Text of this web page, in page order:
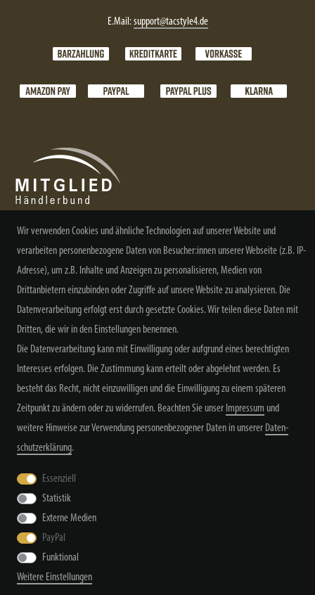
E.Mail:support@tacstyle4.de
NEWSLETTER ABONNIEREN
Widerrufs­recht
© Copyright by TacStyle4 GbR 2026 | Alle Rechte vorbehalten.
Wir verwenden Cookies und ähnliche Technologien auf unserer Website und
verarbeiten personenbezogene Daten von Besucher:innen unserer Webseite (z.B. IP-
Adresse), um z.B. Inhalte und Anzeigen zu personalisieren, Medien von
Drittanbietern einzubinden oder Zugriffe auf unsere Website zu analysieren. Die
Datenverarbeitung erfolgt erst durch gesetzte Cookies. Wir teilen diese Daten mit
Dritten, die wir in den Einstellungen benennen.
Die Datenverarbeitung kann mit Einwilligung oder aufgrund eines berechtigten
Interesses erfolgen. Die Zustimmung kann erteilt oder abgelehnt werden. Es
besteht das Recht, nicht einzuwilligen und die Einwilligung zu einem späteren
Zeitpunkt zu ändern oder zu widerrufen. Beachten Sie unser Impressum und
weitere Hinweise zur Verwendung personenbezogener Daten in unserer Daten­
schutz­erklärung.
Essenziell
Statistik
Externe Medien
PayPal
Funktional
Weitere Einstellungen